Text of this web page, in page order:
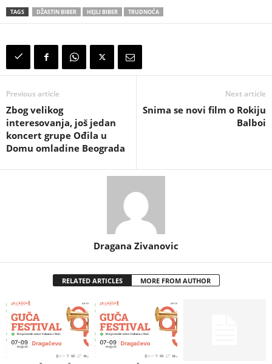
TAGS DŽASTIN BIBER HEJLI BIBER TRUDNOĆA
Previous article
Zbog velikog
interesovanja, još jedan
koncert grupe Ođila u
Domu omladine Beograda
Next article
Snima se novi film o Rokiju
Balboi
Dragana Zivanovic
RELATED ARTICLES MORE FROM AUTHOR